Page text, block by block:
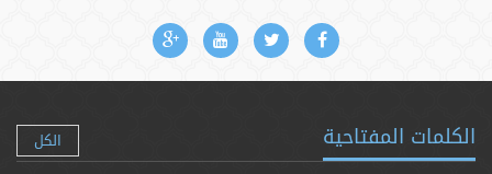
الكلمات المفتاحية الكل